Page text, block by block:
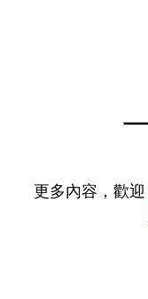
更多內容，歡迎